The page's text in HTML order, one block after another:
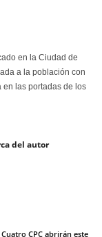
en la Ciudad de
a la población con
en las portadas de los
del autor
Cuatro CPC abrirán este